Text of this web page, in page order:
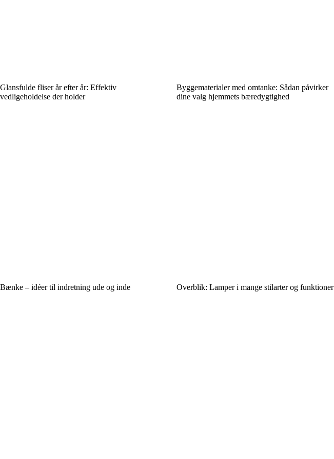
Glansfulde fliser år efter år: Effektiv
vedligeholdelse der holder
Byggematerialer med omtanke: Sådan påvirker
dine valg hjemmets bæredygtighed
Bænke – idéer til indretning ude og inde Overblik: Lamper i mange stilarter og funktioner